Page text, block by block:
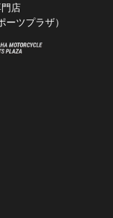
店
ツプラザ）